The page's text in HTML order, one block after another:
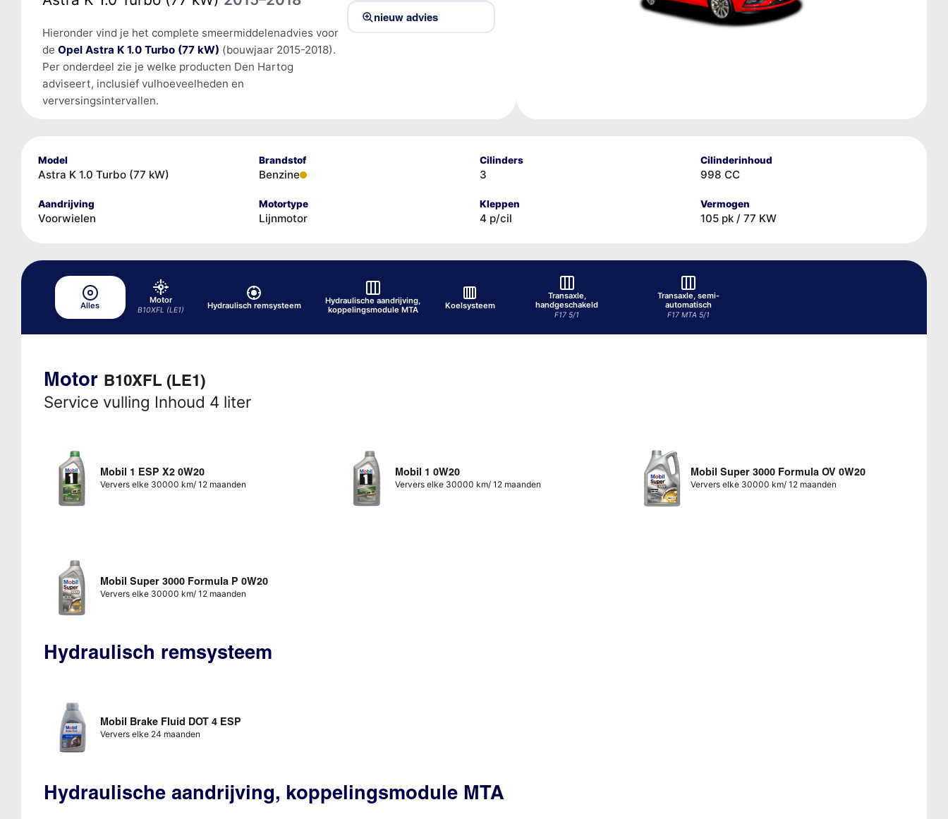
Hieronder vind je het complete smeermiddelenadvies voor
de Opel Astra K 1.0 Turbo (77 kW) (bouwjaar 2015-2018).
Per onderdeel zie je welke producten Den Hartog
adviseert, inclusief vulhoeveelheden en
verversingsintervallen.
nieuw advies
Model
Astra K 1.0 Turbo (77 kW)
Brandstof
Benzine
Cilinders
3
Cilinderinhoud
998 CC
Aandrijving
Voorwielen
Motortype
Lijnmotor
Kleppen
4 p/cil
Vermogen
105 pk / 77 KW
Alles
Motor
B10XFL (LE1) Hydraulisch remsysteem
Hydraulische aandrijving,
koppelingsmodule MTA
Koelsysteem
Transaxle,
handgeschakeld
F17 5/1
Transaxle, semi-
automatisch
F17 MTA 5/1
Motor B10XFL (LE1)
Service vulling Inhoud 4 liter
Mobil 1 ESP X2 0W20
Ververs elke 30000 km/ 12 maanden
Mobil 1 0W20
Ververs elke 30000 km/ 12 maanden
Mobil Super 3000 Formula OV 0W20
Ververs elke 30000 km/ 12 maanden
Mobil Super 3000 Formula P 0W20
Ververs elke 30000 km/ 12 maanden
Hydraulisch remsysteem
Mobil Brake Fluid DOT 4 ESP
Ververs elke 24 maanden
Hydraulische aandrijving, koppelingsmodule MTA